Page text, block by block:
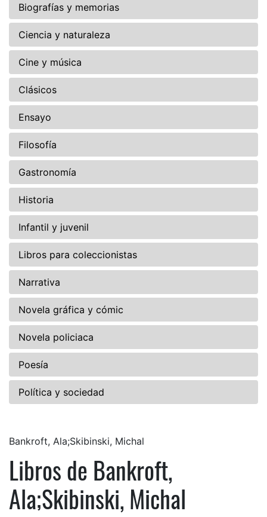
Biografías y memorias
Ciencia y naturaleza
Cine y música
Clásicos
Ensayo
Filosofía
Gastronomía
Historia
Infantil y juvenil
Libros para coleccionistas
Narrativa
Novela gráfica y cómic
Novela policiaca
Poesía
Política y sociedad
Bankroft, Ala;Skibinski, Michal
Libros de Bankroft,
Ala;Skibinski, Michal